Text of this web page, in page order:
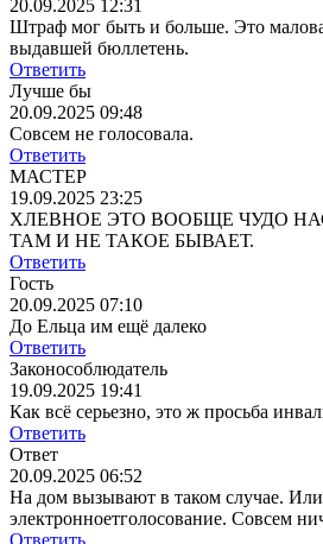
20.09.2025 12:31
Штраф мог быть и больше. Это
выдавшей бюллетень.
Ответить
Лучше бы
20.09.2025 09:48
Совсем не голосовала.
Ответить
МАСТЕР
19.09.2025 23:25
ХЛЕВНОЕ ЭТО ВООБЩЕ ЧУДО
ТАМ И НЕ ТАКОЕ БЫВАЕТ.
Ответить
Гость
20.09.2025 07:10
До Ельца им ещё далеко
Ответить
Законособлюдатель
19.09.2025 19:41
Как всë серьезно, это ж просьба
Ответить
Ответ
20.09.2025 06:52
На дом вызывают в таком случае. Или
электронноетголосование. Совсем